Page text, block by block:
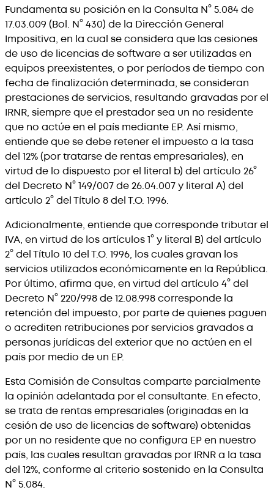
Fundamenta su posición en la Consulta N° 5.084 de
17.03.009 (Bol. N° 430) de la Dirección General
Impositiva, en la cual se considera que las cesiones
de uso de licencias de software a ser utilizadas en
equipos preexistentes, o por períodos de tiempo con
fecha de finalización determinada, se consideran
prestaciones de servicios, resultando gravadas por el
IRNR, siempre que el prestador sea un no residente
que no actúe en el país mediante EP. Así mismo,
entiende que se debe retener el impuesto a la tasa
del 12% (por tratarse de rentas empresariales), en
virtud de lo dispuesto por el literal b) del artículo 26°
del Decreto N° 149/007 de 26.04.007 y literal A) del
artículo 2° del Título 8 del T.O. 1996.
Adicionalmente, entiende que corresponde tributar el
IVA, en virtud de los artículos 1° y literal B) del artículo
2° del Título 10 del T.O. 1996, los cuales gravan los
servicios utilizados económicamente en la República.
Por último, afirma que, en virtud del artículo 4° del
Decreto N° 220/998 de 12.08.998 corresponde la
retención del impuesto, por parte de quienes paguen
o acrediten retribuciones por servicios gravados a
personas jurídicas del exterior que no actúen en el
país por medio de un EP.
Esta Comisión de Consultas comparte parcialmente
la opinión adelantada por el consultante. En efecto,
se trata de rentas empresariales (originadas en la
cesión de uso de licencias de software) obtenidas
por un no residente que no configura EP en nuestro
país, las cuales resultan gravadas por IRNR a la tasa
del 12%, conforme al criterio sostenido en la Consulta
N° 5.084.